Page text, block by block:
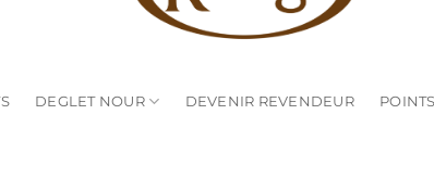
DEGLET NOUR DEVENIR REVENDEUR